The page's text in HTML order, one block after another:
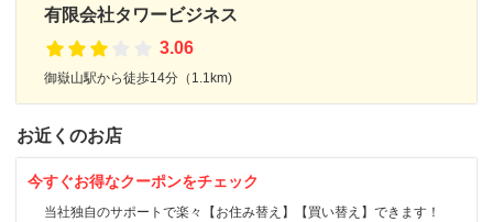
有限会社タワービジネス
3.06
御嶽山駅から徒歩14分（1.1km)
お近くのお店
今すぐお得なクーポンをチェック
当社独自のサポートで楽々【お住み替え】【買い替え】できます！